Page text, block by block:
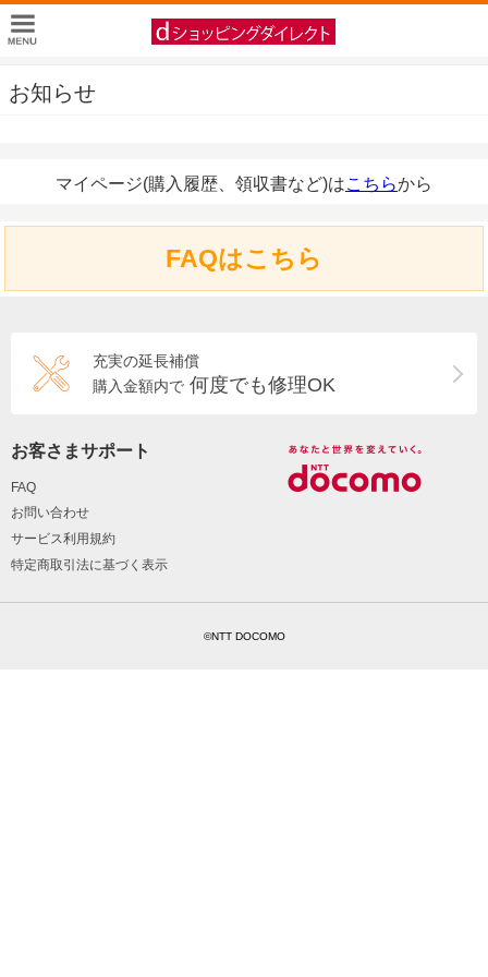
お知らせ
マイページ(購入履歴、領収書など)はこちらから
FAQはこちら
充実の延長補償
購入金額内で 何度でも修理OK
お客さまサポート
FAQ
お問い合わせ
サービス利用規約
特定商取引法に基づく表示
©NTT DOCOMO